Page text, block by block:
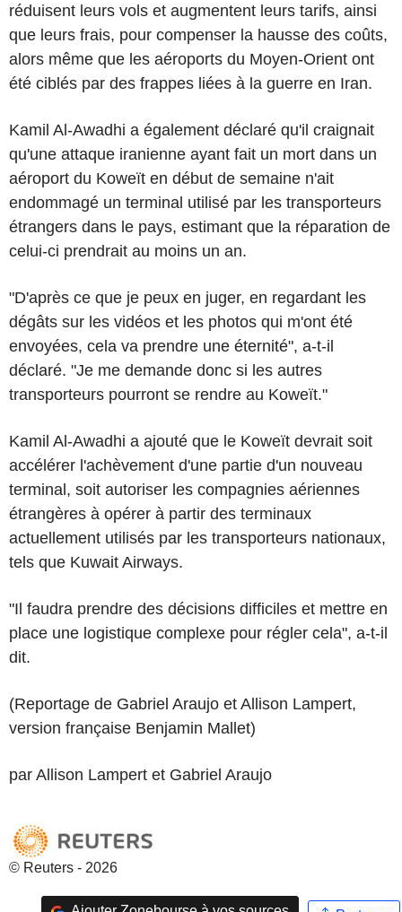
réduisent leurs vols et augmentent leurs tarifs, ainsi
que leurs frais, pour compenser la hausse des coûts,
alors même que les aéroports du Moyen-Orient ont
été ciblés par des frappes liées à la guerre en Iran.
Kamil Al-Awadhi a également déclaré qu'il craignait
qu'une attaque iranienne ayant fait un mort dans un
aéroport du Koweït en début de semaine n'ait
endommagé un terminal utilisé par les transporteurs
étrangers dans le pays, estimant que la réparation de
celui-ci prendrait au moins un an.
"D'après ce que je peux en juger, en regardant les
dégâts sur les vidéos et les photos qui m'ont été
envoyées, cela va prendre une éternité", a-t-il
déclaré. "Je me demande donc si les autres
transporteurs pourront se rendre au Koweït."
Kamil Al-Awadhi a ajouté que le Koweït devrait soit
accélérer l'achèvement d'une partie d'un nouveau
terminal, soit autoriser les compagnies aériennes
étrangères à opérer à partir des terminaux
actuellement utilisés par les transporteurs nationaux,
tels que Kuwait Airways.
"Il faudra prendre des décisions difficiles et mettre en
place une logistique complexe pour régler cela", a-t-il
dit.
(Reportage de Gabriel Araujo et Allison Lampert,
version française Benjamin Mallet)
par Allison Lampert et Gabriel Araujo
© Reuters - 2026